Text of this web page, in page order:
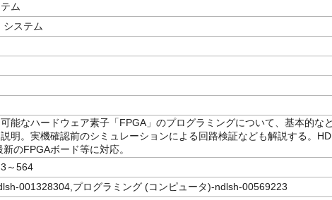
ム
システム
能なハードウェア素子「FPGA」のプログラミングについて、基本的な
明。実機確認前のシミュレーションによる回路検証なども解説する。
のFPGAボード等に対応。
～564
001328304,プログラミング (コンピュータ)-ndlsh-00569223